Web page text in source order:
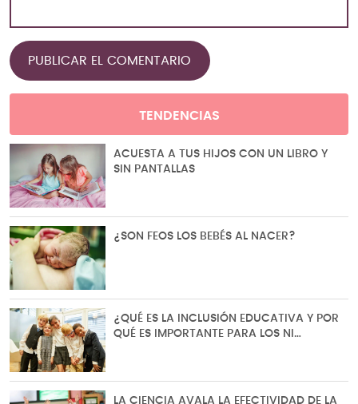
TENDENCIAS
ACUESTA A TUS HIJOS CON UN LIBRO Y
SIN PANTALLAS
¿SON FEOS LOS BEBÉS AL NACER?
¿QUÉ ES LA INCLUSIÓN EDUCATIVA Y POR
QUÉ ES IMPORTANTE PARA LOS NI…
LA CIENCIA AVALA LA EFECTIVIDAD DE LA